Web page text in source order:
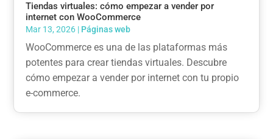
Tiendas virtuales: cómo empezar a vender por
internet con WooCommerce
Mar 13, 2026 | Páginas web
WooCommerce es una de las plataformas más
potentes para crear tiendas virtuales. Descubre
cómo empezar a vender por internet con tu propio
e-commerce.